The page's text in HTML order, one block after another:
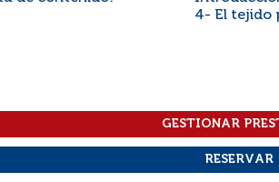
4- El tejido